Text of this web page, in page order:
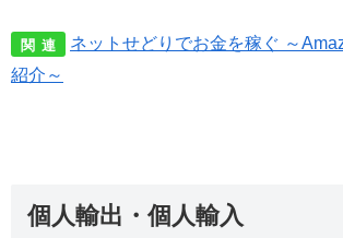
関 連
ネットせどりでお金を稼ぐ ～
紹介～
個人輸出・個人輸入